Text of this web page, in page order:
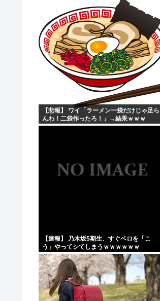
【悲報】 ワイ「ラーメン一袋だけじゃ足ら
んわ！二袋作ったろ！」→結果ｗｗｗ
【速報】 乃木坂5期生、すぐベロを「こ
う」やってシてしまうｗｗｗｗｗｗ